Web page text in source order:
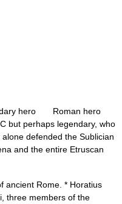
hero Roman hero
but perhaps legendary, who
defended the Sublician
and the entire Etruscan
ancient Rome. * Horatius
three members of the